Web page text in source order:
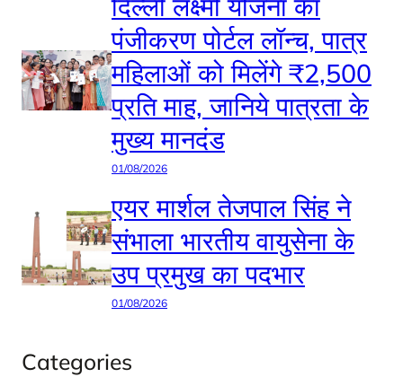
पंजीकरण पोर्टल लॉन्च, पात्र
महिलाओं को मिलेंगे ₹2,500
प्रति माह, जानिये पात्रता के
मुख्य मानदंड
01/08/2026
एयर मार्शल तेजपाल सिंह ने
संभाला भारतीय वायुसेना के
उप प्रमुख का पदभार
01/08/2026
Categories